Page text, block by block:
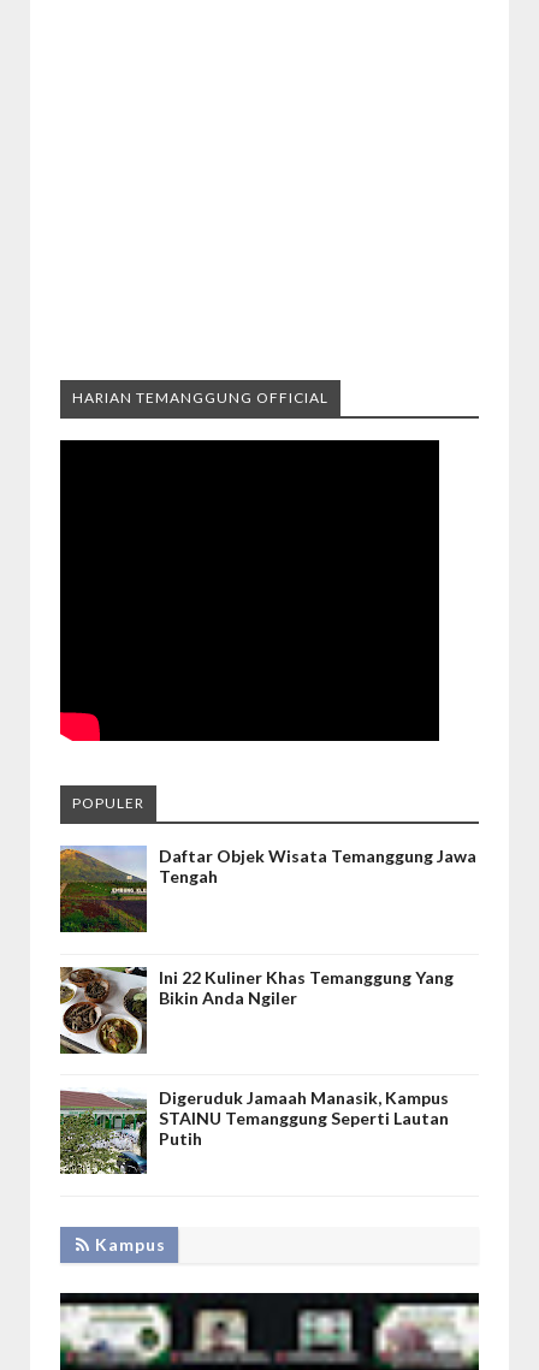
HARIAN TEMANGGUNG OFFICIAL
POPULER
Daftar Objek Wisata Temanggung Jawa
Tengah
Ini 22 Kuliner Khas Temanggung Yang
Bikin Anda Ngiler
Digeruduk Jamaah Manasik, Kampus
STAINU Temanggung Seperti Lautan
Putih
Kampus